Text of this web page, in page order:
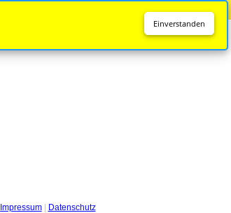
Impressum| Datenschutz
Einverstanden